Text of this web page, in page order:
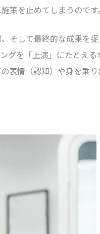
策を止めてしまうのです。
そして最終的な成果を
グを「上演」にたとえ
表情（認知）や身を乗